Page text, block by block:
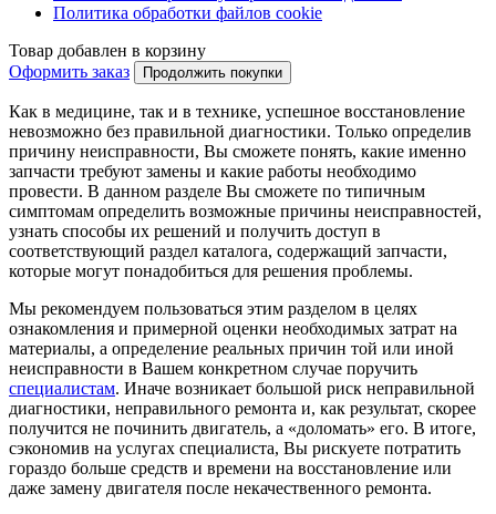
Политика обработки файлов cookie
Товар добавлен в корзину
Оформить заказ
Продолжить покупки
Как в медицине, так и в технике, успешное восстановление
невозможно без правильной диагностики. Только определив
причину неисправности, Вы сможете понять, какие именно
запчасти требуют замены и какие работы необходимо
провести. В данном разделе Вы сможете по типичным
симптомам определить возможные причины неисправностей,
узнать способы их решений и получить доступ в
соответствующий раздел каталога, содержащий запчасти,
которые могут понадобиться для решения проблемы.
Мы рекомендуем пользоваться этим разделом в целях
ознакомления и примерной оценки необходимых затрат на
материалы, а определение реальных причин той или иной
неисправности в Вашем конкретном случае поручить
специалистам. Иначе возникает большой риск неправильной
диагностики, неправильного ремонта и, как результат, скорее
получится не починить двигатель, а «доломать» его. В итоге,
сэкономив на услугах специалиста, Вы рискуете потратить
гораздо больше средств и времени на восстановление или
даже замену двигателя после некачественного ремонта.